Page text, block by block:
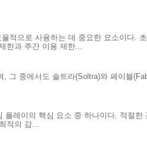
적으로 사용하는 데 중요한 요소이다.
한과 주간 이용 제한...
그 중에서도 솔트라(Soltra)와 페이블
플레이의 핵심 요소 중 하나이다. 적절
적의 감...